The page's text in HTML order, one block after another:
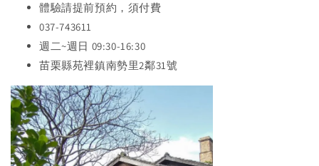
體驗請提前預約，須付費
037-743611
週二~週日 09:30-16:30
苗栗縣苑裡鎮南勢里2鄰31號